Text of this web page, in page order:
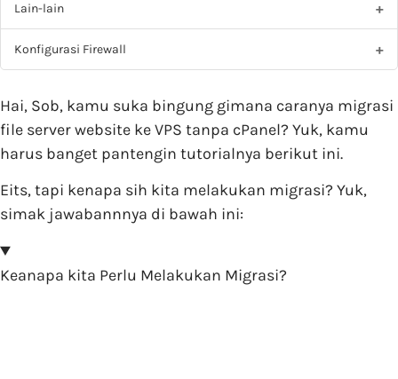
Lain-lain
Konfigurasi Firewall
Hai, Sob, kamu suka bingung gimana caranya migrasi
file server website ke VPS tanpa cPanel? Yuk, kamu
harus banget pantengin tutorialnya berikut ini.
Eits, tapi kenapa sih kita melakukan migrasi? Yuk,
simak jawabannnya di bawah ini:
Keanapa kita Perlu Melakukan Migrasi?